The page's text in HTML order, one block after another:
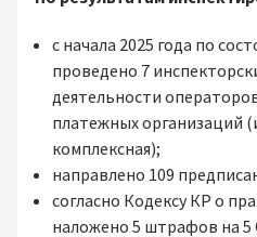
с начала 2025 года по
проведено 7
деятельности
платежных организаций
комплексная);
направлено 109
согласно Кодексу КР о
наложено 5 штрафов на